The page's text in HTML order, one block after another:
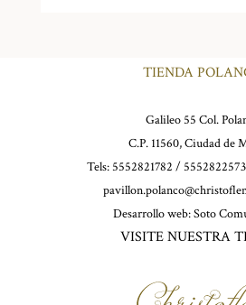
TIENDA
Galileo 55 Col.
C.P. 11560, Ciudad de
Tels: 5552821782 /
Desarrollo web:Soto
VISITE NUESTRA